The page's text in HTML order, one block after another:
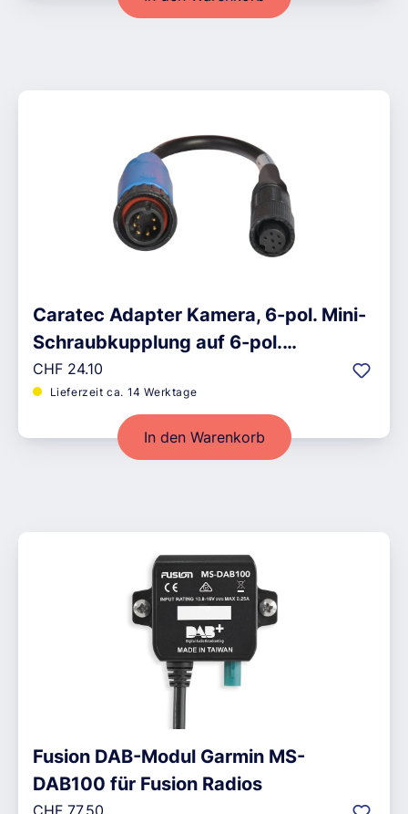
Caratec Adapter Kamera, 6-pol. Mini-
Schraubkupplung auf 6-pol.
Schraubstecker
Regulärer Preis:
CHF 24.10
Lieferzeit ca. 14 Werktage
In den Warenkorb
Fusion DAB-Modul Garmin MS-
DAB100 für Fusion Radios
Regulärer Preis: